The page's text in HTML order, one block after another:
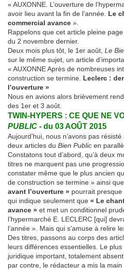
« AUXONNE. L’ouverture de
avoir lieu avant la fin de l’année. Le
commercial avance ».
Rappelons que cet article pleine
du 2 novembre dernier.
Deux mois plus tôt, le 1er août, Le
sur le même sujet, un article
« AUXONNE Après de nombreuses
construction se termine. Leclerc :
l’ouverture »
Nous en avions alors brièvement
des 1er et 3 août.
TWIN-HYPERS : CE QUE NE
PUBLIC - du 03 AOÛT 2015
Aujourd’hui, nous n’avons pas
deux articles du Bien Public en
Constatons tout d’abord, qu’à deux
titres ne marquent pas une
constater même que le plus ancien
de construction se termine » ainsi que
avant l’ouverture » pourrait presque
qui indique seulement que « Le
avance » et met un conditionnel
l’hypermarché E. LECLERC [qui]
l’année ». Mais qui s’amuse à relire
Des titres, passons au corps des
leurs différences essentielles. Le
juridique important, totalement
par contre, le rédacteur a mis la